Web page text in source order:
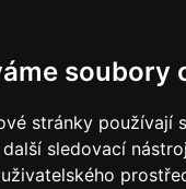
soubory
stránky používají
sledovací